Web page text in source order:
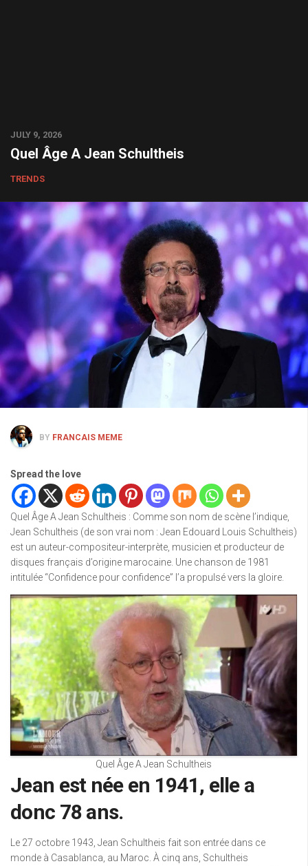
JULY 9, 2026
Quel Âge A Jean Schultheis
TRENDS
BY FRANCAIS MEME
Spread the love
Quel Âge A Jean Schultheis : Comme son nom de scène l’indique,
Jean Schultheis (de son vrai nom : Jean Edouard Louis Schultheis)
est un auteur-compositeur-interprète, musicien et producteur de
disques français d’origine marocaine. Une chanson de 1981
intitulée “Confidence pour confidence” l’a propulsé vers la gloire.
Quel Âge A Jean Schultheis
Jean est née en 1941, elle a
donc 78 ans.
Le 27 octobre 1943, Jean Schultheis fait son entrée dans ce
monde à Casablanca, au Maroc. À cinq ans, Schultheis